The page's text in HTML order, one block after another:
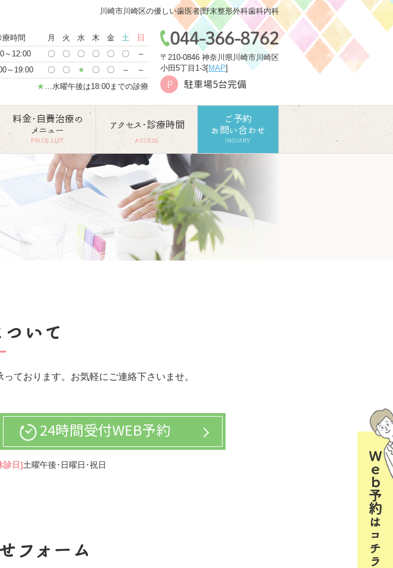
川崎市川崎区の優しい歯医者|野末整形外科歯科内科
療時間 月 火 水 木 金 土
日
～12:00
〇 〇 〇 〇 〇 〇
–
～19:00
〇 〇 ★ 〇 〇 –
–
★…水曜午後は18:00までの診療
〒210-0846 神奈川県川崎市川崎区
小田5丁目1-3[MAP]
P 駐車場5台完備
料金･自費治療の
メニュー
PRICE LIST
アクセス･診療時間
ACCESS
ご予約
お問い合わせ
INQUIRY
いて
ております。お気軽にご連絡下さいませ。
24時間受付WEB予約
診日]土曜午後･日曜日･祝日
フォーム Ｗｅｂ予約はコチラ